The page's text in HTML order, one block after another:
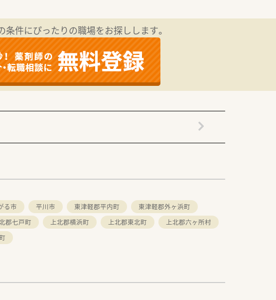
シフト制を採用しています。
残業代も1分単位で全額支給されます。
が付与されるため安心です。
快適な空間で業務に集中できます。
層のメンバーが集う温厚な職場です。
りと身体を休めることができます。
件にぴったりの職場をお探しします。
る市 平川市 東津軽郡平内町
東津軽郡外ヶ浜町
郡七戸町 上北郡横浜町 上北郡東北町
上北郡六ヶ所村